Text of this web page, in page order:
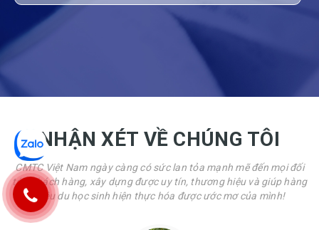
NHẬN XÉT VỀ CHÚNG TÔI
CMTC Việt Nam ngày càng có sức lan tỏa mạnh mẽ đến mọi đối
tác, khách hàng, xây dựng được uy tín, thương hiệu và giúp hàng
triệu du học sinh hiện thực hóa được ước mơ của mình!